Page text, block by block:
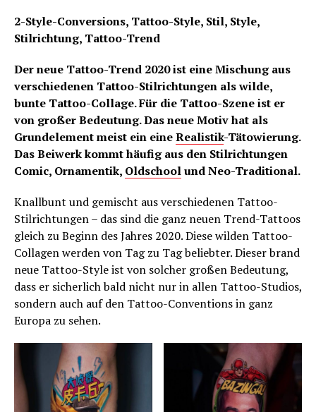
2-Style-Conversions, Tattoo-Style, Stil, Style,
Stilrichtung, Tattoo-Trend
Der neue Tattoo-Trend 2020 ist eine Mischung aus
verschiedenen Tattoo-Stilrichtungen als wilde,
bunte Tattoo-Collage. Für die Tattoo-Szene ist er
von großer Bedeutung. Das neue Motiv hat als
Grundelement meist ein eineRealistik-Tätowierung.
Das Beiwerk kommt häufig aus den Stilrichtungen
Comic, Ornamentik, Oldschoolund Neo-Traditional.
Knallbunt und gemischt aus verschiedenen Tattoo-
Stilrichtungen – das sind die ganz neuen Trend-Tattoos
gleich zu Beginn des Jahres 2020. Diese wilden Tattoo-
Collagen werden von Tag zu Tag beliebter. Dieser brand
neue Tattoo-Style ist von solcher großen Bedeutung,
dass er sicherlich bald nicht nur in allen Tattoo-Studios,
sondern auch auf den Tattoo-Conventions in ganz
Europa zu sehen.